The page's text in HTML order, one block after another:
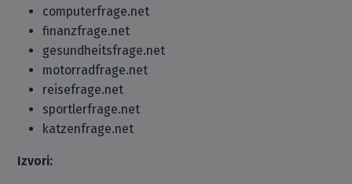
computerfrage.net
finanzfrage.net
gesundheitsfrage.net
motorradfrage.net
reisefrage.net
sportlerfrage.net
katzenfrage.net
Izvori: